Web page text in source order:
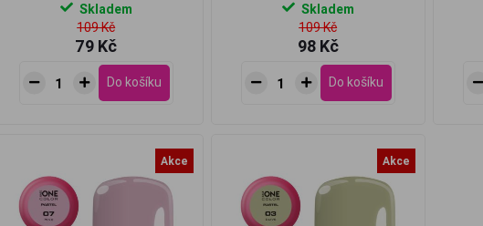
Skladem
109 Kč
79 Kč
Do košíku
Skladem
109 Kč
98 Kč
Do košíku
Akce Akce